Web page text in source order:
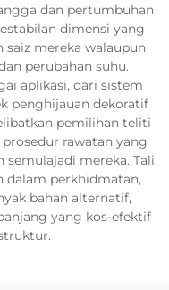
dan pertumbuhan
dimensi yang
mereka walaupun
perubahan suhu.
aplikasi, dari sistem
penghijauan dekoratif
pemilihan teliti
rawatan yang
mereka. Tali
dalam perkhidmatan,
bahan alternatif,
yang kos-efektif